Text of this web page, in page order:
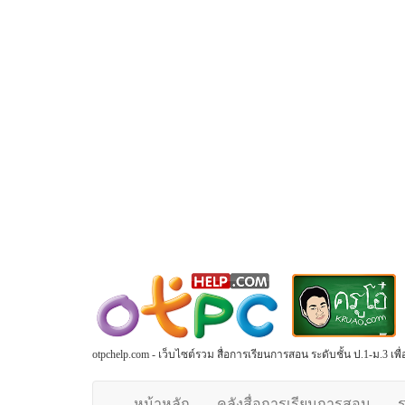
otpchelp.com - เว็บไซต์รวม สื่อการเรียนการสอน ระดับชั้น ป.1-ม.3 เ